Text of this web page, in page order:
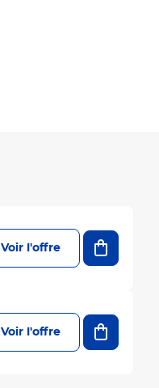
Voir l'offre
Ajouter
Voir l'offre
Ajouter